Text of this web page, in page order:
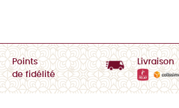
Points
de fidélité
Livraison